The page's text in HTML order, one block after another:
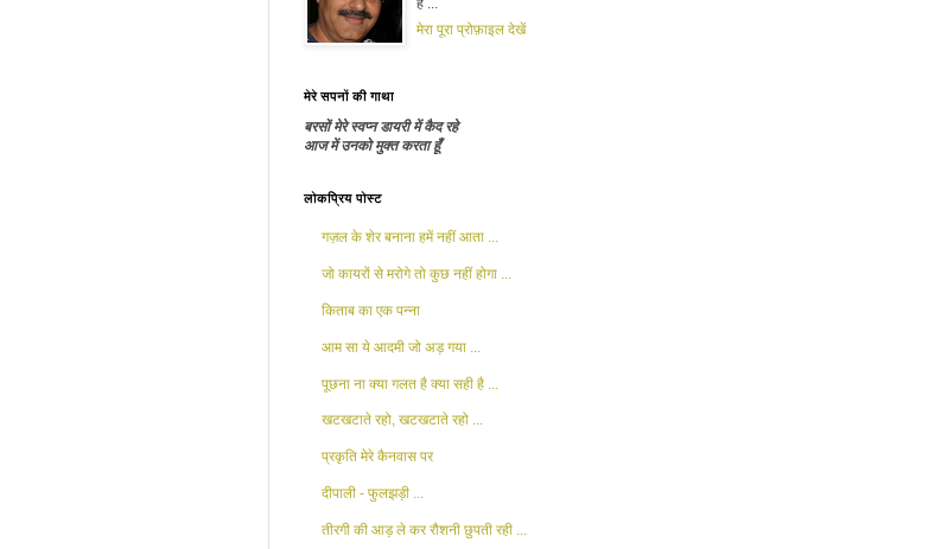
है ...
मेरा पूरा प्रोफ़ाइल देखें
मेरे सपनों की गाथा
बरसों मेरे स्वप्न डायरी में कैद रहे
आज में उनको मुक्त करता हूँ
लोकप्रिय पोस्ट
गज़ल के शेर बनाना हमें नहीं आता ...
जो कायरों से मरोगे तो कुछ नहीं होगा ...
किताब का एक पन्ना
आम सा ये आदमी जो अड़ गया ...
पूछना ना क्या गलत है क्या सही है ...
खटखटाते रहो, खटखटाते रहो ...
प्रकृति मेरे कैनवास पर
दीपाली - फुलझड़ी ...
तीरगी की आड़ ले कर रौशनी छुपती रही ...